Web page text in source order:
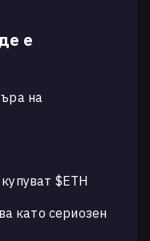
е
на
$ETH
като сериозен